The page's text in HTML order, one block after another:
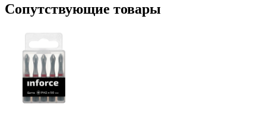
Сопутствующие товары